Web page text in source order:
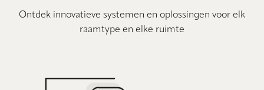
Ontdek innovatieve systemen en oplossingen voor elk
raamtype en elke ruimte